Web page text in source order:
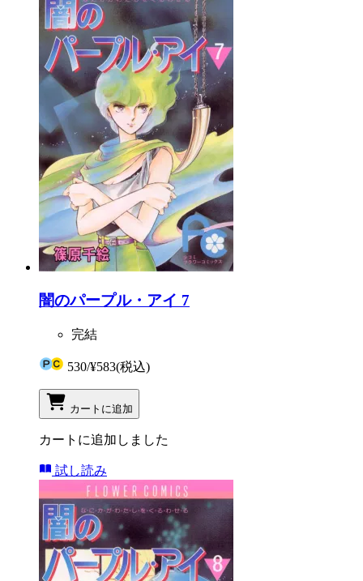
闇のパープル・アイ 7
完結
530/¥583(税込)
カートに追加
カートに追加しました
試し読み